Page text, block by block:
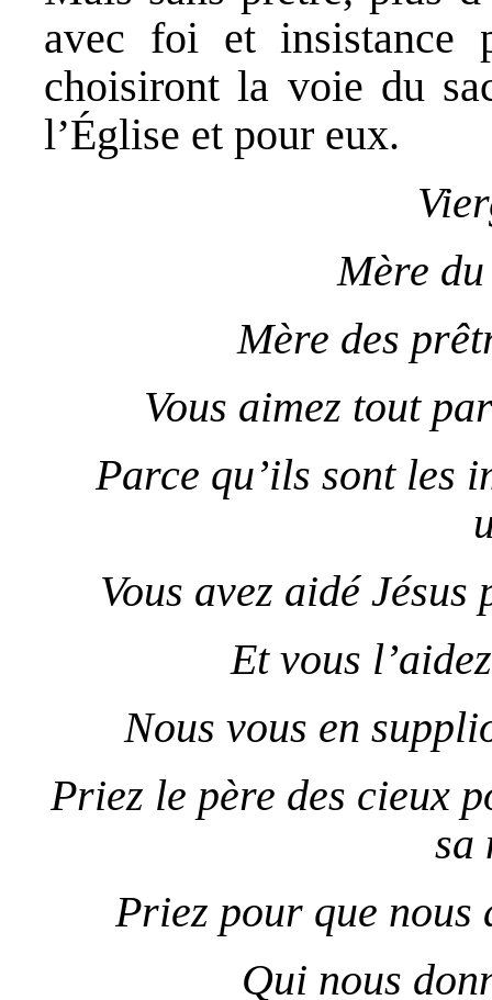
avec foi et insistance
choisiront la voie du
l’Église et pour eux.
Mère
Mère des
Vous aimez tout
Parce qu’ils sont les
Vous avez aidé
Et vous
Nous vous en
Priez le père des cieux
sa
Priez pour que nous
Qui nous